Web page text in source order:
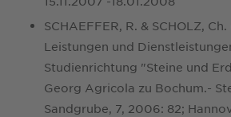
SCHAEFFER, R. & SCHOLZ,
Leistungen und
Studienrichtung "Steine und
Georg Agricola zu Bochum.-
Sandgrube, 7, 2006: 82;